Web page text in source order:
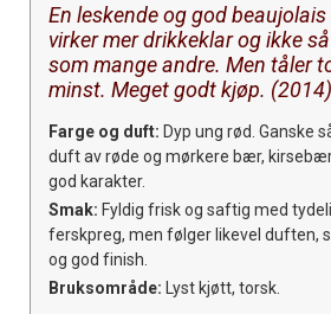
En leskende og god
virker mer drikkeklar og ikke
som mange andre. Men tåler
minst. Meget godt kjøp.
Farge og duft: Dyp ung rød. Ganske
duft av røde og mørkere bær,
god karakter.
Smak: Fyldig frisk og saftig med
ferskpreg, men følger likevel duften,
og god finish.
Bruksområde: Lyst kjøtt, torsk.